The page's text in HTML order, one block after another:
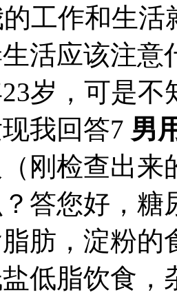
工作和生
活应该注意
岁，可是
我回答7 男
刚检查出来
答您好，糖
肪，淀粉的
低脂饮食，